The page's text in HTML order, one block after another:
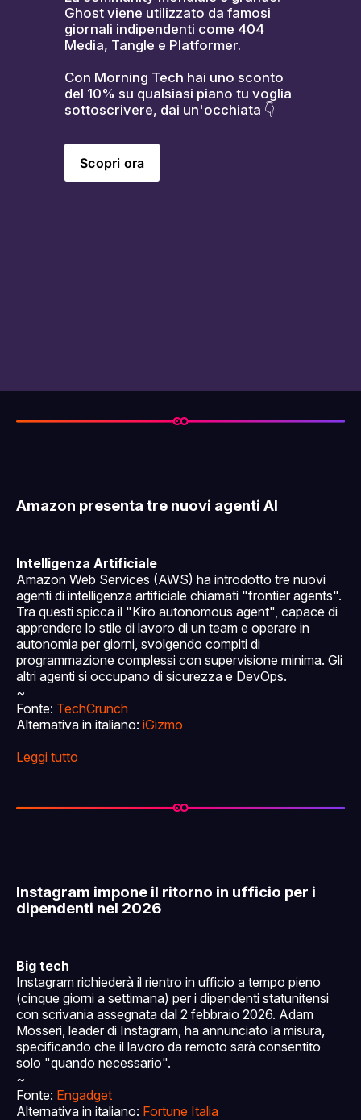
Ghost viene utilizzato da famosi
giornali indipendenti come 404
Media, Tangle e Platformer.
Con Morning Tech hai uno sconto
del 10% su qualsiasi piano tu voglia
sottoscrivere, dai un'occhiata 👇
Scopri ora
Amazon presenta tre nuovi agenti AI
Intelligenza Artificiale
Amazon Web Services (AWS) ha introdotto tre nuovi
agenti di intelligenza artificiale chiamati "frontier agents".
Tra questi spicca il "Kiro autonomous agent", capace di
apprendere lo stile di lavoro di un team e operare in
autonomia per giorni, svolgendo compiti di
programmazione complessi con supervisione minima. Gli
altri agenti si occupano di sicurezza e DevOps.
~
Fonte: TechCrunch
Alternativa in italiano: iGizmo
Leggi tutto
Instagram impone il ritorno in ufficio per i
dipendenti nel 2026
Big tech
Instagram richiederà il rientro in ufficio a tempo pieno
(cinque giorni a settimana) per i dipendenti statunitensi
con scrivania assegnata dal 2 febbraio 2026. Adam
Mosseri, leader di Instagram, ha annunciato la misura,
specificando che il lavoro da remoto sarà consentito
solo "quando necessario".
~
Fonte: Engadget
Alternativa in italiano: Fortune Italia